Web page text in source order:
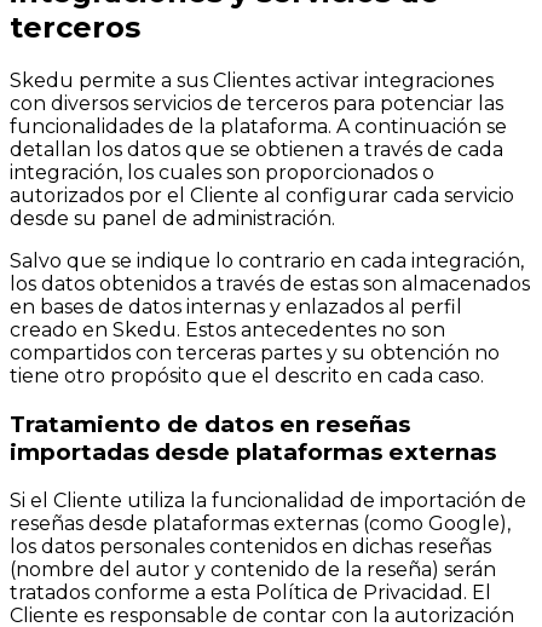
terceros
Skedu permite a sus Clientes activar integraciones
con diversos servicios de terceros para potenciar las
funcionalidades de la plataforma. A continuación se
detallan los datos que se obtienen a través de cada
integración, los cuales son proporcionados o
autorizados por el Cliente al configurar cada servicio
desde su panel de administración.
Salvo que se indique lo contrario en cada integración,
los datos obtenidos a través de estas son almacenados
en bases de datos internas y enlazados al perfil
creado en Skedu. Estos antecedentes no son
compartidos con terceras partes y su obtención no
tiene otro propósito que el descrito en cada caso.
Tratamiento de datos en reseñas
importadas desde plataformas externas
Si el Cliente utiliza la funcionalidad de importación de
reseñas desde plataformas externas (como Google),
los datos personales contenidos en dichas reseñas
(nombre del autor y contenido de la reseña) serán
tratados conforme a esta Política de Privacidad. El
Cliente es responsable de contar con la autorización